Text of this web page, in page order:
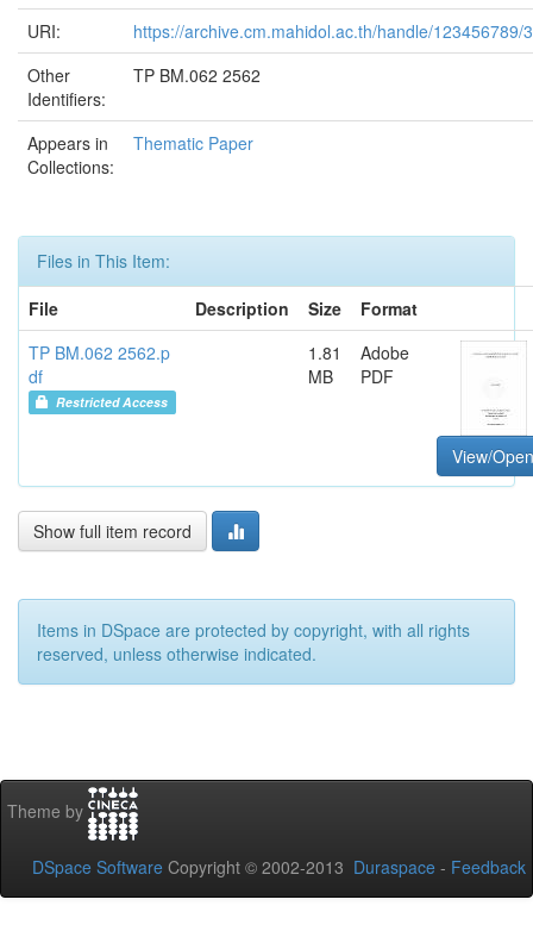
URI:
https://archive.cm.mahidol.ac.th/handle/123456789/
Other
Identifiers:
TP BM.062 2562
Appears in
Collections:
Thematic Paper
Files in This Item:
File
Description Size
Format
TP BM.062 2562.p
df
Restricted Access
1.81
MB
Adobe
PDF
View/Open
Show full item record
Items in DSpace are protected by copyright, with all rights
reserved, unless otherwise indicated.
Theme by
DSpace Software Copyright © 2002-2013 Duraspace - Feedback